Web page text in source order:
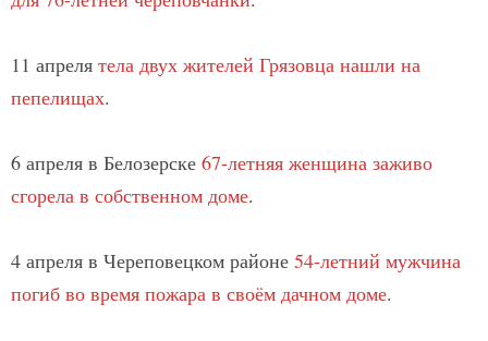
11 апреля тела двух жителей Грязовца нашли на
пепелищах.
6 апреля в Белозерске 67-летняя женщина заживо
сгорела в собственном доме.
4 апреля в Череповецком районе 54-летний мужчина
погиб во время пожара в своём дачном доме.